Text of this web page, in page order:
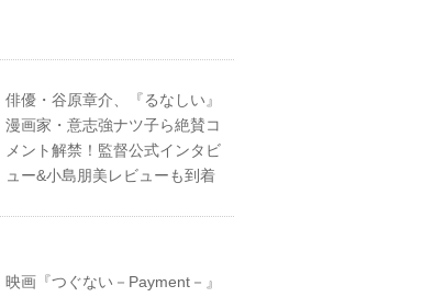
俳優・谷原章介、『るなしい』
漫画家・意志強ナツ子ら絶賛コ
メント解禁！監督公式インタビ
ュー&小島朋美レビューも到着
映画『つぐない－Payment－』